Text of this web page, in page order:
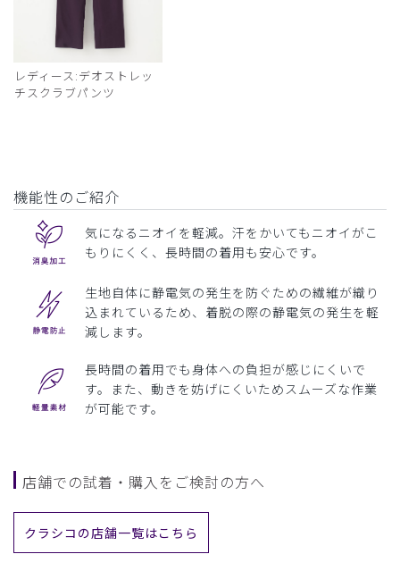
レディース:デオストレッ
チスクラブパンツ
機能性のご紹介
気になるニオイを軽減。汗をかいてもニオイがこ
もりにくく、長時間の着用も安心です。
生地自体に静電気の発生を防ぐための繊維が織り
込まれているため、着脱の際の静電気の発生を軽
減します。
長時間の着用でも身体への負担が感じにくいで
す。また、動きを妨げにくいためスムーズな作業
が可能です。
店舗での試着・購入をご検討の方へ
クラシコの店舗一覧はこちら